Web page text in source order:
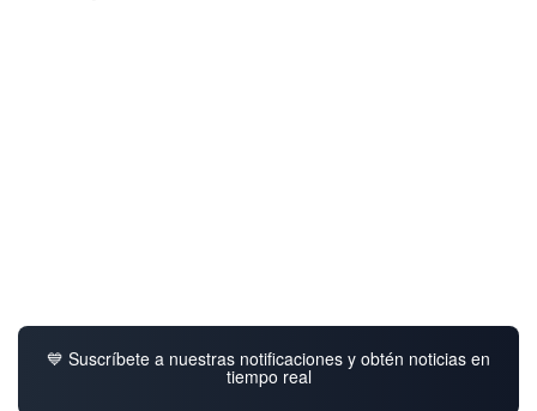
💙 Suscríbete a nuestras notificaciones y obtén noticias en
tiempo real